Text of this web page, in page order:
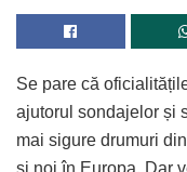
Se pare că
ajutorul sondajelor și
mai sigure drumuri
și noi în Europa. Dar